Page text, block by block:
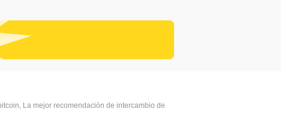
La mejor recomendación de intercambio de